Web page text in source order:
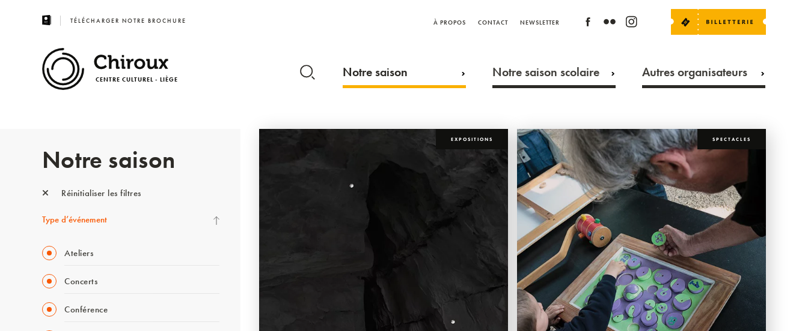
TÉLÉCHARGER NOTRE BROCHURE À PROPOS CONTACT NEWSLETTER
CENTRE CULTUREL - LIÈGE Notre saison Notre saison scolaire Autres organisateurs
Notre saison
Réinitialiser les filtres
Type d’événement
Ateliers
Concerts
Conférence
EXPOSITIONS SPECTACLES